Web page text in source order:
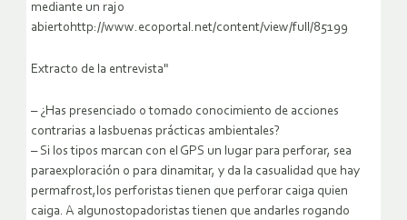
mediante un rajo
abiertohttp://www.ecoportal.net/content/view/full/85199
Extracto de la entrevista"
– ¿Has presenciado o tomado conocimiento de acciones
contrarias a lasbuenas prácticas ambientales?
– Si los tipos marcan con el GPS un lugar para perforar, sea
paraexploración o para dinamitar, y da la casualidad que hay
permafrost,los perforistas tienen que perforar caiga quien
caiga. A algunostopadoristas tienen que andarles rogando